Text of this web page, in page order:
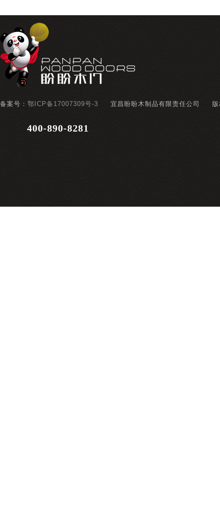
备案号： 鄂ICP备17007309号-3 宜昌盼盼木制品有限责任公司
400-890-8281